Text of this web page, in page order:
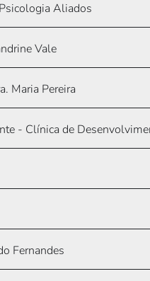
Aliados
Vale
Maria Pereira
- Clínica de
Fernandes